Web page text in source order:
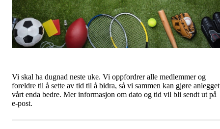
Vi skal ha dugnad neste uke. Vi oppfordrer alle medlemmer og
foreldre til å sette av tid til å bidra, så vi sammen kan gjøre anlegget
vårt enda bedre. Mer informasjon om dato og tid vil bli sendt ut på
e-post.